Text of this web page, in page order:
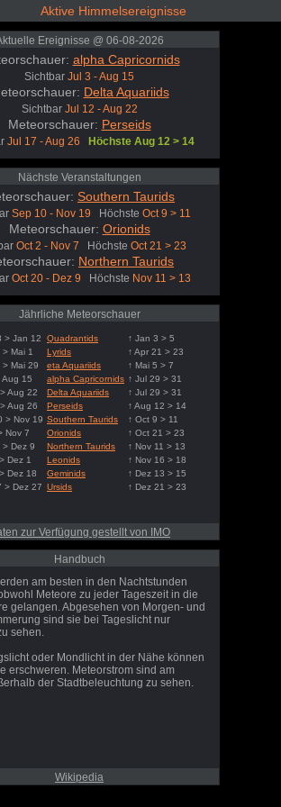
Aktive Himmelsereignisse
Ereignisse @ 06-08-2026
alpha Capricornids
Sichtbar Jul 3 - Aug 15
Delta Aquariids
Sichtbar Jul 12 - Aug 22
Meteorschauer: Perseids
Jul 17 - Aug 26 Höchste Aug 12 > 14
Nächste Veranstaltungen
Southern Taurids
Sep 10 - Nov 19 Höchste Oct 9 > 11
Meteorschauer: Orionids
Oct 2 - Nov 7 Höchste Oct 21 > 23
Northern Taurids
Oct 20 - Dez 9 Höchste Nov 11 > 13
Jährliche Meteorschauer
> Jan 12 Quadrantids
↑ Jan 3 > 5
Mai 1
Lyrids
↑ Apr 21 > 23
> Mai 29
eta Aquariids
↑ Mai 5 > 7
Aug 15
alpha Capricornids ↑ Jul 29 > 31
Aug 22
Delta Aquariids
↑ Jul 29 > 31
Aug 26
Perseids
↑ Aug 12 > 14
> Nov 19 Southern Taurids
↑ Oct 9 > 11
Nov 7
Orionids
↑ Oct 21 > 23
> Dez 9
Northern Taurids
↑ Nov 11 > 13
Dez 1
Leonids
↑ Nov 16 > 18
Dez 18
Geminids
↑ Dez 13 > 15
> Dez 27 Ursids ↑ Dez 21 > 23
zur Verfügung gestellt von IMO
Handbuch
am besten in den Nachtstunden
Meteore zu jeder Tageszeit in die
gelangen. Abgesehen von Morgen- und
sind sie bei Tageslicht nur
sehen.
oder Mondlicht in der Nähe können
erschweren. Meteorstrom sind am
der Stadtbeleuchtung zu sehen.
Wikipedia